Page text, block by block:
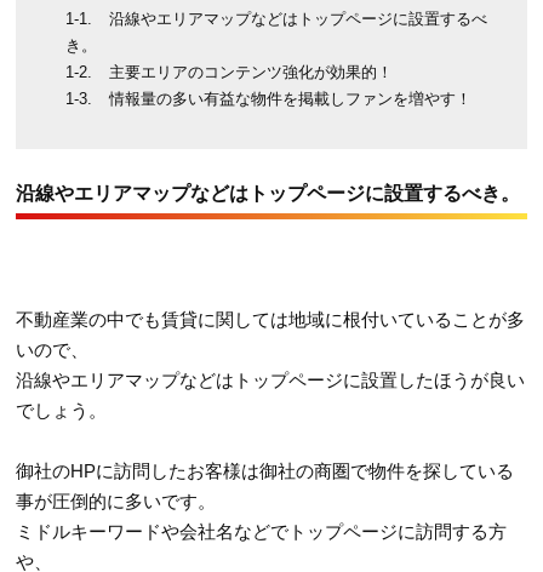
沿線やエリアマップなどはトップページに設置するべ
き。
主要エリアのコンテンツ強化が効果的！
情報量の多い有益な物件を掲載しファンを増やす！
沿線やエリアマップなどはトップページに設置するべき。
不動産業の中でも賃貸に関しては地域に根付いていることが多
いので、
沿線やエリアマップなどはトップページに設置したほうが良い
でしょう。
御社のHPに訪問したお客様は御社の商圏で物件を探している
事が圧倒的に多いです。
ミドルキーワードや会社名などでトップページに訪問する方
や、